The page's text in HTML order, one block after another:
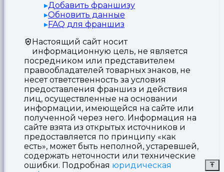
Добавить франшизу
Обновить данные
FAQ для франшиз
Настоящий сайт носит
информационную цель, не является
посредником или представителем
правообладателей товарных знаков, не
несет ответственность за условия
предоставления франшиз и действия
лиц, осуществленные на основании
информации, имеющейся на сайте или
полученной через него. Информация на
сайте взята из открытых источников и
предоставляется по принципу «как
есть», может быть неполной, устаревшей,
содержать неточности или технические
ошибки. Подробная юридическая